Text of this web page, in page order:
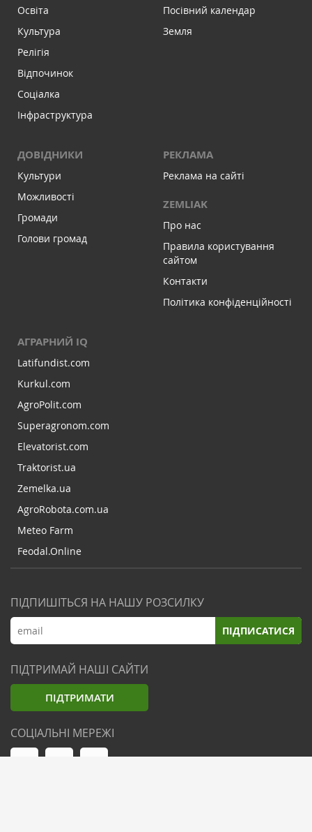
Освіта
Культура
Релігія
Відпочинок
Соціалка
Інфраструктура
Посівний календар
Земля
ДОВІДНИКИ
Культури
Можливості
Громади
Голови громад
РЕКЛАМА
Реклама на сайті
ZEMLIAK
Про нас
Правила користування
сайтом
Контакти
Політика конфіденційності
АГРАРНИЙ IQ
Latifundist.com
Kurkul.com
AgroPolit.com
Superagronom.com
Elevatorist.com
Traktorist.ua
Zemelka.ua
AgroRobota.com.ua
Meteo Farm
Feodal.Online
ПІДПИШІТЬСЯ НА НАШУ РОЗСИЛКУ
ПІДПИСАТИСЯ
ПІДТРИМАЙ НАШІ САЙТИ
ПІДТРИМАТИ
СОЦІАЛЬНІ МЕРЕЖІ